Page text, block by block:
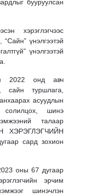
бууруулсан
хэрэглэгчээс
“Сайн” үнэлгээтэй
үнэлгээтэй
2022 онд авч
сайн туршлага,
асуудлын
солилцох, шинэ
талаар
ХЭРЭГЛЭГЧИЙН
сард зохион
оны 67 дугаар
эрчим
шинэчлэн